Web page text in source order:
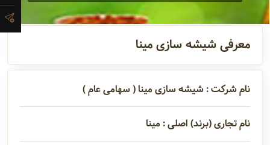
آدرس و
اطلاعات
تماس
مدیران و
مسئولین
معرفی شیشه سازی مینا
نام شرکت : شیشه سازی مینا ( سهامی عام )
نام تجاری (برند) اصلی : مینا